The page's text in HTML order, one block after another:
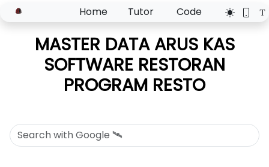
Home Tutor Code
MASTER DATA ARUS KAS
SOFTWARE RESTORAN
PROGRAM RESTO